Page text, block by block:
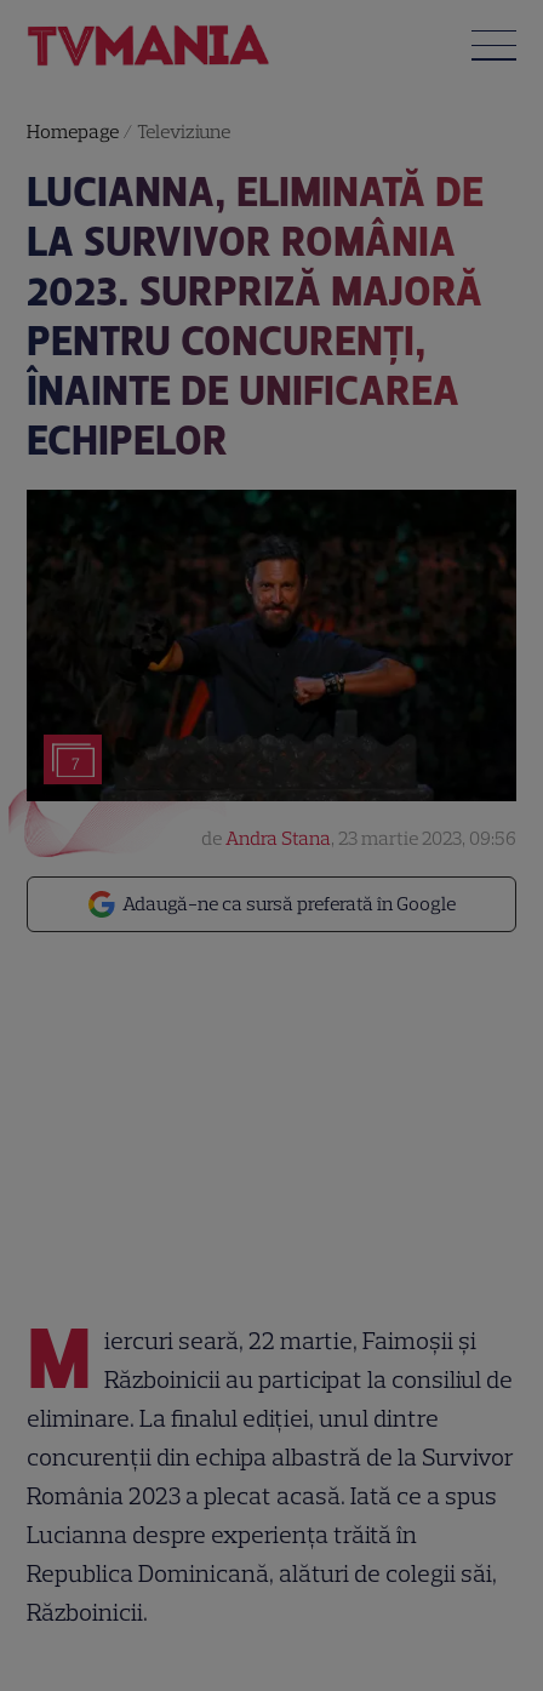
Homepage / Televiziune
LUCIANNA, ELIMINATĂ DE
LA SURVIVOR ROMÂNIA
2023. SURPRIZĂ MAJORĂ
PENTRU CONCURENȚI,
ÎNAINTE DE UNIFICAREA
ECHIPELOR
7
Adaugă-ne ca sursă preferată în Google
deAndra Stana, 23 martie 2023, 09:56
M iercuri seară, 22 martie, Faimoșii și
Războinicii au participat la consiliul de
eliminare. La finalul ediției, unul dintre
concurenții din echipa albastră de la Survivor
România 2023 a plecat acasă. Iată ce a spus
Lucianna despre experiența trăită în
Republica Dominicană, alături de colegii săi,
Războinicii.